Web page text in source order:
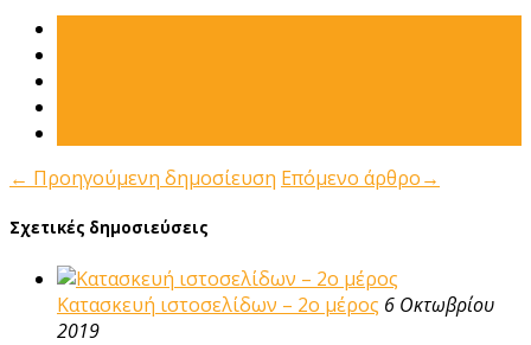
← Προηγούμενη δημοσίευση Επόμενο άρθρο→
Σχετικές δημοσιεύσεις
Κατασκευή ιστοσελίδων – 2ο μέρος 6 Οκτωβρίου
2019